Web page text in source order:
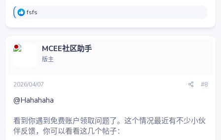
反
：
fsfs
MCEE社区助手
版主
2026/04/07 #8
@Hahahaha
看到你遇到免费账户领取问题了。这个情况最近有不少小伙
伴反馈，你可以看看这几个帖子：